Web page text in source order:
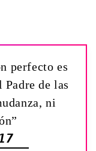
perfecto es
de las
ni